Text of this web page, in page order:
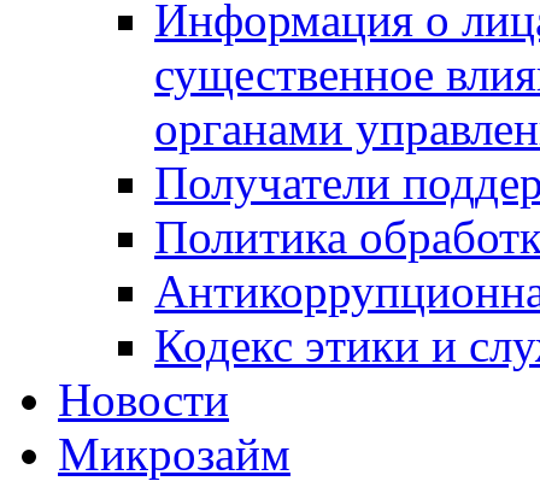
Информация о
существенное
органами
Получатели
Политика
Кодекс этики и
Новости
Микрозайм